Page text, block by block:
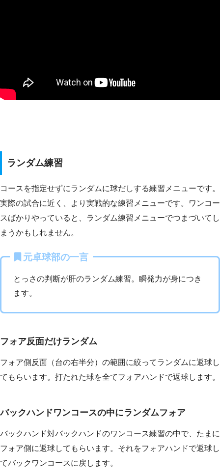
ランダム練習
コースを指定せずにランダムに球だしする練習メニューです。
実際の試合に近く、より実戦的な練習メニューです。ワンコー
スばかりやっていると、ランダム練習メニューでつまづいてし
まうかもしれません。
元卓球部の一言
とっさの判断が肝のランダム練習。瞬発力が身につき
ます。
フォア反面だけランダム
フォア側反面（台の右半分）の範囲に絞ってランダムに返球し
てもらいます。打たれた球を全てフォアハンドで返球します。
バックハンドワンコースの中にランダムフォア
バックハンド対バックハンドのワンコース練習の中で、たまに
フォア側に返球してもらいます。それをフォアハンドで返球し
てバックワンコースに戻します。